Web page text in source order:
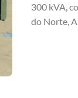
300 kVA,
do Norte,